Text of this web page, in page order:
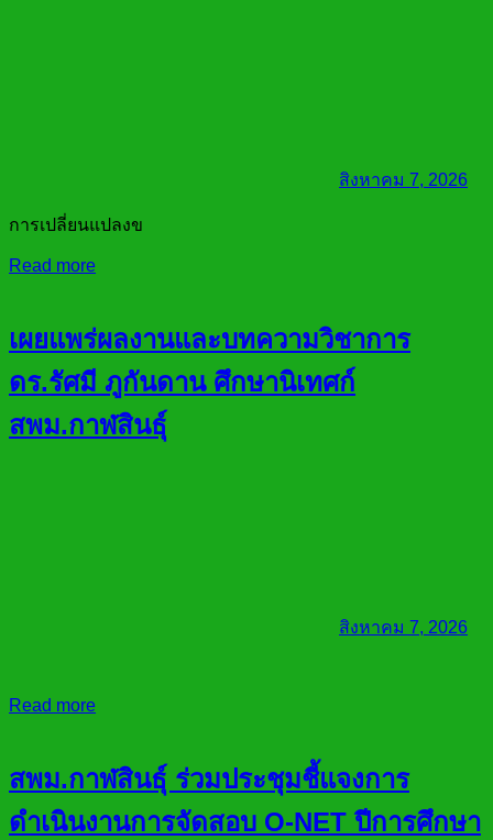
สิงหาคม 7, 2026
การเปลี่ยนแปลงข
Read more
เผยแพร่ผลงานและบทความวิชาการ
ดร.รัศมี ภูกันดาน ศึกษานิเทศก์
สพม.กาฬสินธุ์
สิงหาคม 7, 2026
Read more
สพม.กาฬสินธุ์ ร่วมประชุมชี้แจงการ
ดำเนินงานการจัดสอบ O-NET ปีการศึกษา